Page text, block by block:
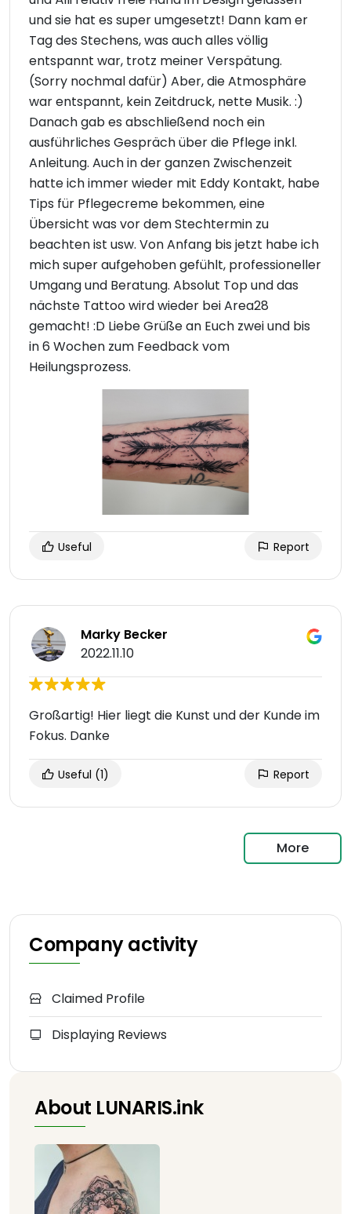
und sie hat es super umgesetzt! Dann kam er
Tag des Stechens, was auch alles völlig
entspannt war, trotz meiner Verspätung.
(Sorry nochmal dafür) Aber, die Atmosphäre
war entspannt, kein Zeitdruck, nette Musik. :)
Danach gab es abschließend noch ein
ausführliches Gespräch über die Pflege inkl.
Anleitung. Auch in der ganzen Zwischenzeit
hatte ich immer wieder mit Eddy Kontakt, habe
Tips für Pflegecreme bekommen, eine
Übersicht was vor dem Stechtermin zu
beachten ist usw. Von Anfang bis jetzt habe ich
mich super aufgehoben gefühlt, professioneller
Umgang und Beratung. Absolut Top und das
nächste Tattoo wird wieder bei Area28
gemacht! :D Liebe Grüße an Euch zwei und bis
in 6 Wochen zum Feedback vom
Heilungsprozess.
Useful Report
Marky Becker
2022.11.10
Großartig! Hier liegt die Kunst und der Kunde im
Fokus. Danke
Useful (1) Report
More
Company activity
Claimed Profile
Displaying Reviews
About LUNARIS.ink